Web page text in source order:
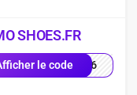
SHOES.FR
le codeJM26